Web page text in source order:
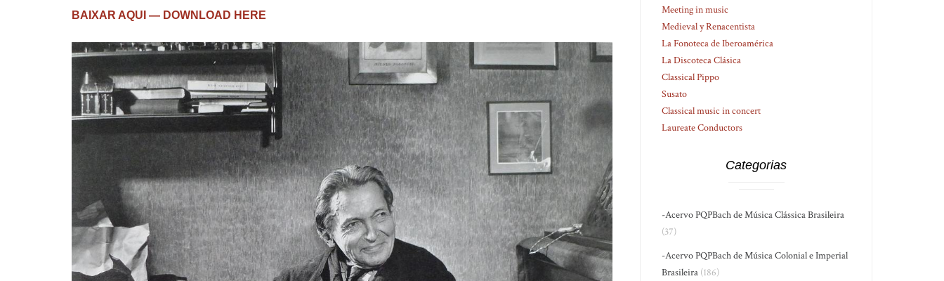
BAIXAR AQUI — DOWNLOAD HERE
Meeting in music
Medieval y Renacentista
La Fonoteca de Iberoamérica
La Discoteca Clásica
Classical Pippo
Susato
Classical music in concert
Laureate Conductors
Categorias
-Acervo PQPBach de Música Clássica Brasileira
(37)
-Acervo PQPBach de Música Colonial e Imperial
Brasileira (186)